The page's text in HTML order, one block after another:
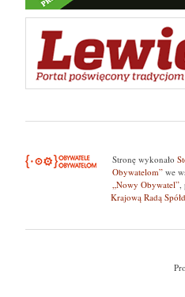
Stronę wykonało
Obywatelom” we
„Nowy Obywatel”,
Krajową Radą